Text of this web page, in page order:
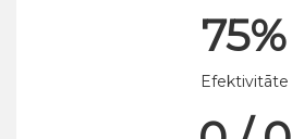
75%
Efektivitāte